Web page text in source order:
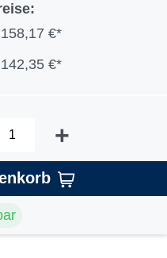
158,17 €*
142,35 €*
+